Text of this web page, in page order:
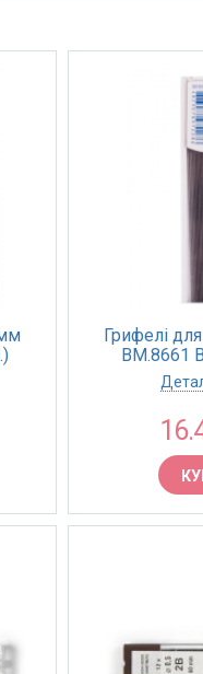
Грифелі
BM.8661